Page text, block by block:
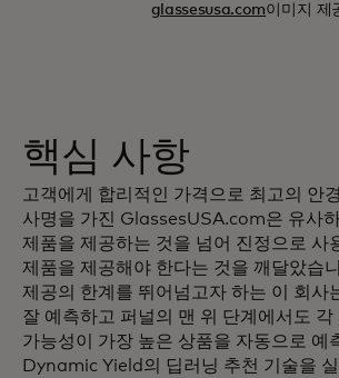
glassesusa.com이미지 제
핵심 사항
고객에게 합리적인 가격으로 최고의 안
사명을 가진 GlassesUSA.com은 유사
제품을 제공하는 것을 넘어 진정으로 사
제품을 제공해야 한다는 것을 깨달았습
제공의 한계를 뛰어넘고자 하는 이 회사
잘 예측하고 퍼널의 맨 위 단계에서도
가능성이 가장 높은 상품을 자동으로 예
Dynamic Yield의 딥러닝 추천 기술을